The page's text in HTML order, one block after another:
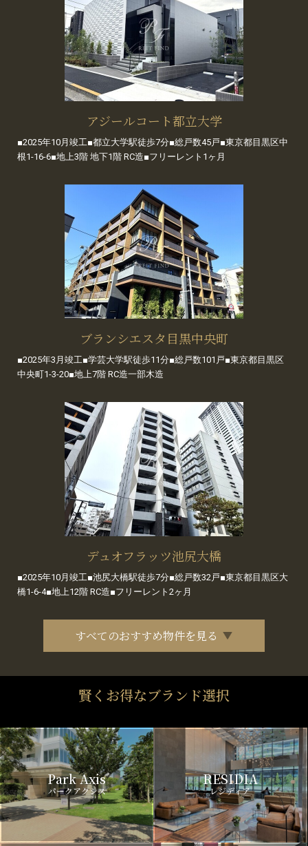
アジールコート都立大学
■2025年10月竣工■都立大学駅徒歩7分■総戸数45戸■東京都目黒区中
根1-16-6■地上3階 地下1階 RC造■フリーレント1ヶ月
ブランシエスタ目黒中央町
■2025年3月竣工■学芸大学駅徒歩11分■総戸数101戸■東京都目黒区
中央町1-3-20■地上7階 RC造一部木造
デュオフラッツ池尻大橋
■2025年10月竣工■池尻大橋駅徒歩7分■総戸数32戸■東京都目黒区大
橋1-6-4■地上12階 RC造■フリーレント2ヶ月
すべてのおすすめ物件を見る
賢くお得なブランド選択
Park Axis
パークアクシス
RESIDIA
レジディア